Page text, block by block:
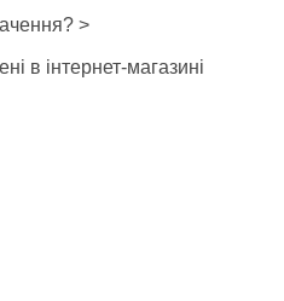
>
в інтернет-магазині